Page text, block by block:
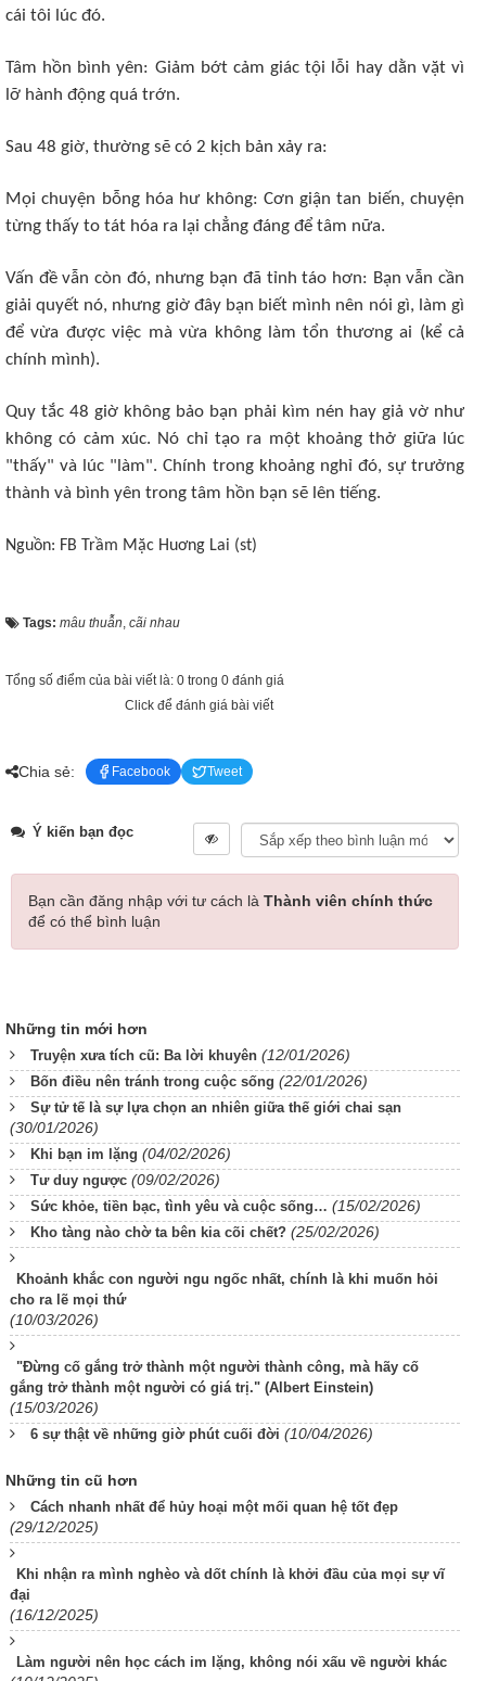
cái tôi lúc đó.
​Tâm hồn bình yên: Giảm bớt cảm giác tội lỗi hay dằn vặt vì
lỡ hành động quá trớn.
​Sau 48 giờ, thường sẽ có 2 kịch bản xảy ra:
​Mọi chuyện bỗng hóa hư không: Cơn giận tan biến, chuyện
từng thấy to tát hóa ra lại chẳng đáng để tâm nữa.
​Vấn đề vẫn còn đó, nhưng bạn đã tỉnh táo hơn: Bạn vẫn cần
giải quyết nó, nhưng giờ đây bạn biết mình nên nói gì, làm gì
để vừa được việc mà vừa không làm tổn thương ai (kể cả
chính mình).
​Quy tắc 48 giờ không bảo bạn phải kìm nén hay giả vờ như
không có cảm xúc. Nó chỉ tạo ra một khoảng thở giữa lúc
"thấy" và lúc "làm". Chính trong khoảng nghỉ đó, sự trưởng
thành và bình yên trong tâm hồn bạn sẽ lên tiếng.
Nguồn: FB Trầm Mặc Huơng Lai (st)
Tags: mâu thuẫn, cãi nhau
Tổng số điểm của bài viết là: 0 trong 0 đánh giá
Click để đánh giá bài viết
Chia sẻ: Facebook Tweet
Ý kiến bạn đọc
Bạn cần đăng nhập với tư cách là Thành viên chính thức
để có thể bình luận
Những tin mới hơn
Truyện xưa tích cũ: Ba lời khuyên (12/01/2026)
Bốn điều nên tránh trong cuộc sống (22/01/2026)
Sự tử tế là sự lựa chọn an nhiên giữa thế giới chai sạn
(30/01/2026)
Khi bạn im lặng (04/02/2026)
Tư duy ngược (09/02/2026)
Sức khỏe, tiền bạc, tình yêu và cuộc sống… (15/02/2026)
Kho tàng nào chờ ta bên kia cõi chết? (25/02/2026)
Khoảnh khắc con người ngu ngốc nhất, chính là khi muốn hỏi
cho ra lẽ mọi thứ
(10/03/2026)
"Đừng cố gắng trở thành một người thành công, mà hãy cố
gắng trở thành một người có giá trị." (Albert Einstein)
(15/03/2026)
6 sự thật về những giờ phút cuối đời (10/04/2026)
Những tin cũ hơn
Cách nhanh nhất để hủy hoại một mối quan hệ tốt đẹp
(29/12/2025)
Khi nhận ra mình nghèo và dốt chính là khởi đầu của mọi sự vĩ
đại
(16/12/2025)
Làm người nên học cách im lặng, không nói xấu về người khác